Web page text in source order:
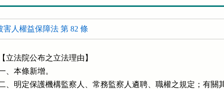
害人權益保障法 第 82 條
【立法院公布之立法理由】
、本條新增。
、明定保護機構監察人、常務監察人遴聘、職權之規定；有關